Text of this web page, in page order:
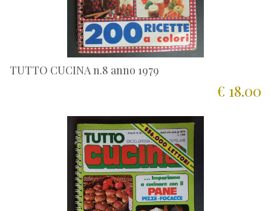
TUTTO CUCINA n.8 anno 1979
€ 18.00